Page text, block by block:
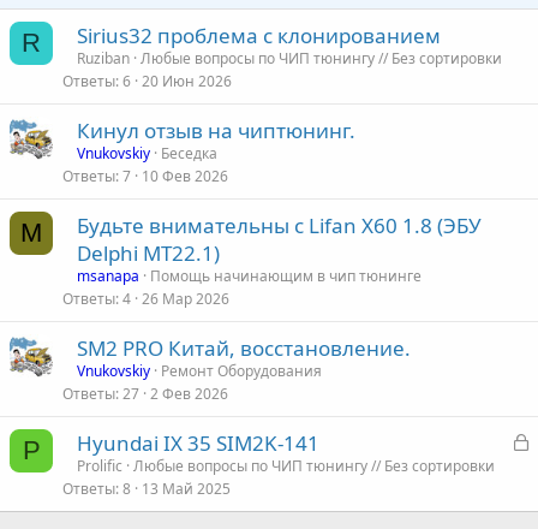
R Sirius32 проблема с клонированием
Ruziban Любые вопросы по ЧИП тюнингу // Без сортировки
Ответы 6 20 Июн 2026
Кинул отзыв на чиптюнинг.
Vnukovskiy Беседка
Ответы 7 10 Фев 2026
M
Будьте внимательны с Lifan X60 1.8 (ЭБУ
Delphi MT22.1)
msanapa
Помощь начинающим в чип тюнинге
Ответы 4 26 Мар 2026
SM2 PRO Китай, восстановление.
Vnukovskiy Ремонт Оборудования
Ответы 27 2 Фев 2026
P
З
р
Hyundai IX 35 SIM2K-141
Prolific Любые вопросы по ЧИП тюнингу // Без сортировки
Ответы 8 13 Май 2025